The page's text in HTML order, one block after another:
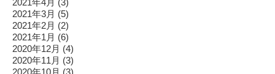
2021年4月 (3)
2021年3月 (5)
2021年2月 (2)
2021年1月 (6)
2020年12月 (4)
2020年11月 (3)